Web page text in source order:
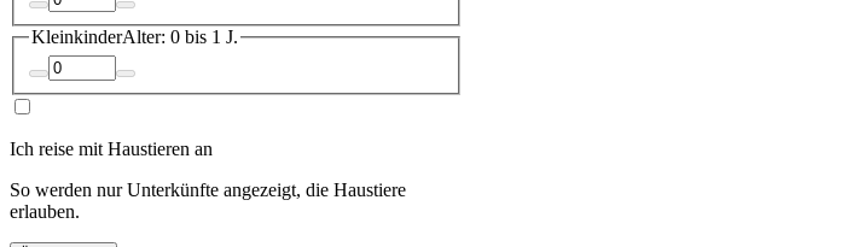
KleinkinderAlter: 0 bis 1 J.
Ich reise mit Haustieren an
So werden nur Unterkünfte angezeigt, die Haustiere
erlauben.